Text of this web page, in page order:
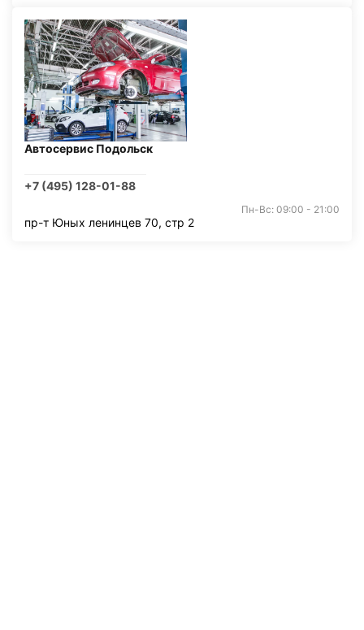
Автосервис Подольск
+7 (495) 128-01-88
Пн-Вс: 09:00 - 21:00
пр-т Юных ленинцев 70, стр 2